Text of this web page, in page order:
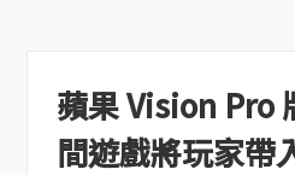
蘋果 Vision Pro
間遊戲將玩家帶